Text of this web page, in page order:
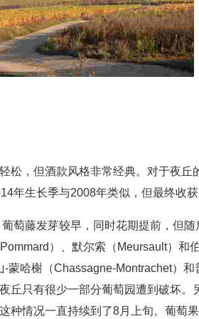
松，但酒款风格非常经典。对于夜
年生长季与2008年类似，但最终收
萄藤发芽较早，同时花期提前，但
）、默尔索（Meursault）和
蒙哈榭（Chassagne-Montrachet）
丘只有很少一部分葡萄园遭到破坏
种情况一直持续到了8月上旬。葡萄